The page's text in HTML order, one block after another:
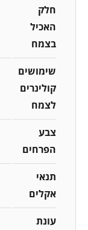
חלק
האכיל
בצמח
שימושים
קולינרים
לצמח
צבע
הפרחים
תנאי
אקלים
עונת